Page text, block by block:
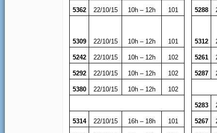
5362 22/10/15 10h – 12h 101 5288
5309 22/10/15 10h – 12h 101 5312
5242 22/10/15 10h – 12h 102 5261
5292 22/10/15 10h – 12h 102 5287
5380 22/10/15 10h – 12h 102
5283
5314 22/10/15 16h – 18h 101 5267